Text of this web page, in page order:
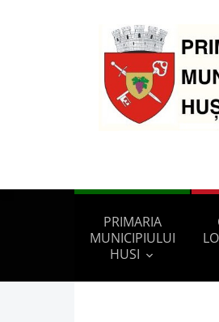
PRIMARIA
MUNICIPIULUI
HUSI